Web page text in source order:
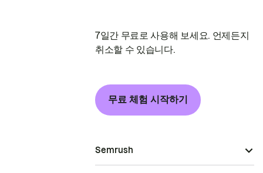
7일간 무료로 사용해 보세요. 언제든지
취소할 수 있습니다.
무료 체험 시작하기
Semrush